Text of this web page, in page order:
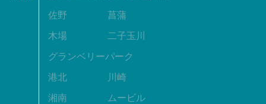
佐野 菖蒲
木場 二子玉川
グランベリーパーク
港北 川崎
湘南 ムービル